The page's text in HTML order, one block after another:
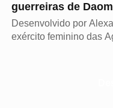
guerreiras de
Desenvolvido por
exército feminino das